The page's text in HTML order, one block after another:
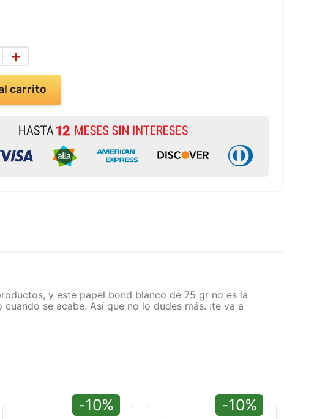
＋
carrito
y este papel bond blanco de 75 gr no es la
se acabe. Así que no lo dudes más. ¡te va a
-10% -10%